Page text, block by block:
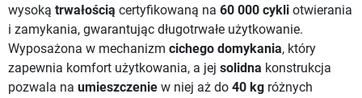
wysoką trwałością certyfikowaną na 60 000 cykli otwierania
i zamykania, gwarantując długotrwałe użytkowanie.
Wyposażona w mechanizm cichego domykania, który
zapewnia komfort użytkowania, a jej solidna konstrukcja
pozwala na umieszczenie w niej aż do 40 kg różnych